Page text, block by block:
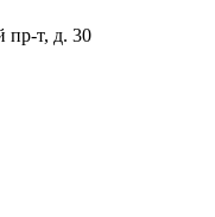
пр-т, д. 30